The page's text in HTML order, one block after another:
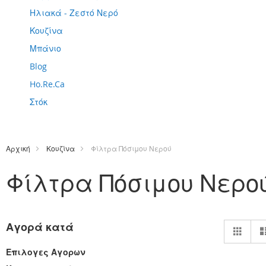
Ηλιακά - Ζεστό Νερό
Κουζίνα
Μπάνιο
Blog
Ho.Re.Ca
Στόκ
Αρχική Κουζίνα Φίλτρα Πόσιμου Νερού
Φίλτρα Πόσιμου
ως
Αγορά κατά
Επιλογες Αγορων